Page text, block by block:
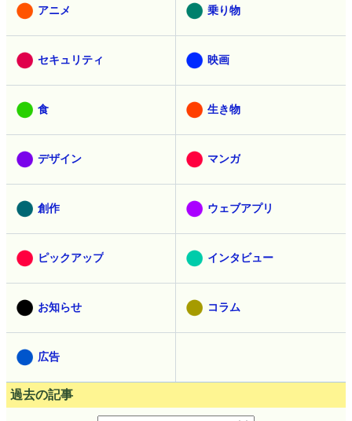
アニメ 乗り物
セキュリティ 映画
食 生き物
デザイン マンガ
創作 ウェブアプリ
ピックアップ インタビュー
お知らせ コラム
広告
過去の記事